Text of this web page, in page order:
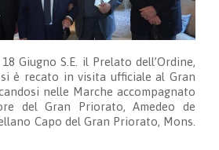
Giugno S.E. il Prelato dell’Ordine,
è recato in visita ufficiale al Gran
nelle Marche accompagnato
del Gran Priorato, Amedeo de
Capo del Gran Priorato, Mons.